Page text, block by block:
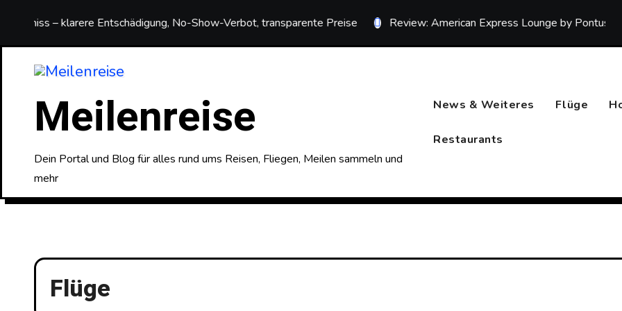
springen
– klarere Entschädigung, No-Show-Verbot, transparente Preise Review: American Express Lounge by Pontus Frithiof
Meilenreise
Dein Portal und Blog für alles rund ums Reisen, Fliegen, Meilen sammeln und
mehr
News & Weiteres Flüge
Restaurants
Flüge